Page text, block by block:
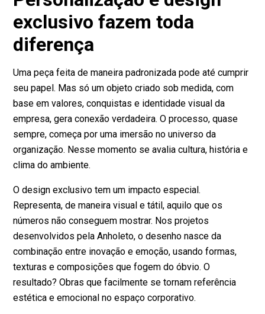
exclusivo fazem toda
diferença
Uma peça feita de maneira padronizada pode até cumprir
seu papel. Mas só um objeto criado sob medida, com
base em valores, conquistas e identidade visual da
empresa, gera conexão verdadeira. O processo, quase
sempre, começa por uma imersão no universo da
organização. Nesse momento se avalia cultura, história e
clima do ambiente.
O design exclusivo tem um impacto especial.
Representa, de maneira visual e tátil, aquilo que os
números não conseguem mostrar. Nos projetos
desenvolvidos pela Anholeto, o desenho nasce da
combinação entre inovação e emoção, usando formas,
texturas e composições que fogem do óbvio. O
resultado? Obras que facilmente se tornam referência
estética e emocional no espaço corporativo.